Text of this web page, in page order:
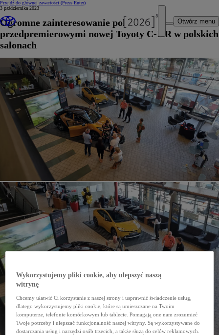
Przejdź do głównej zawartości (Press Enter)
Otwórz menu
3 października 2023
Ogromne zainteresowanie pokazami
przedpremierowymi nowej Toyoty C-HR w polskich
salonach
Wykorzystujemy pliki cookie, aby ulepszyć naszą
witrynę
Chcemy ułatwić Ci korzystanie z naszej strony i usprawnić świadczenie usług,
dlatego wykorzystujemy pliki cookie, które są umieszczane na Twoim
komputerze, telefonie komórkowym lub tablecie. Pomagają one nam zrozumieć
Twoje potrzeby i ulepszać funkcjonalność naszej witryny. Są wykorzystywane do
dostarczania usług i narzędzi osób trzecich, a także służą do celów reklamowych.